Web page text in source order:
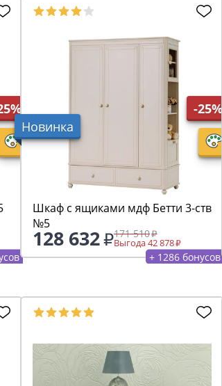
Новинка
-25%
Шкаф с ящиками мдф Бетти 3-ств
№5
128 632 171 510
Выгода 42 878
+ 1286 бонусов